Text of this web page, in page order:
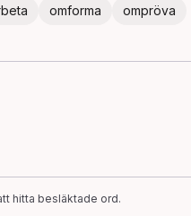
omforma ompröva
hitta besläktade ord.